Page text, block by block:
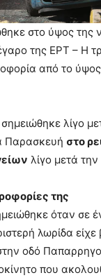
στο ύψος της
της ΕΡΤ – Η
από το
λίγο
Παρασκευή στο
λίγο μετά
της
όταν σε
λωρίδα
οδό
που